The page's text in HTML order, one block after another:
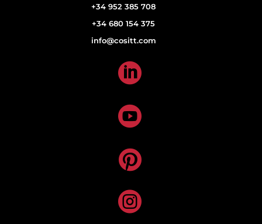
+34 952 385 708
+34 680 154 375
info@cositt.com



